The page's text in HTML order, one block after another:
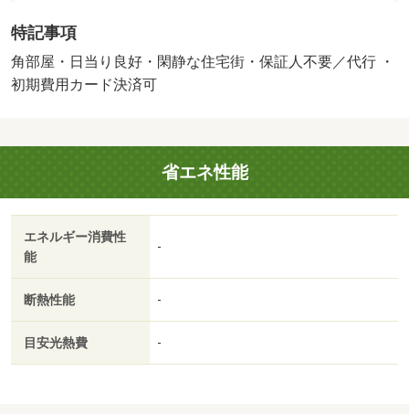
細 初回保証料月額総支払額の１００％ｏｒ１２０％年間
保証料１万円／普通借家０２年００ヶ月／単身者可／当社
は創業４６年埼玉・東京・神奈川・千葉・群馬エリアに特
タッフと共にお部屋探しを楽しむことができます。どんな
事でも構いません。『まずは貴方の理想をお聞かせ下さ
い。』当店スタッフは１２０％期待に応えます！是非お気
軽にお問合せくださいませ。／バストイレ別／エアコン／
クロゼット／フローリング／ＴＶインターホン／浴室乾燥
機／室内洗濯置／陽当り良好／シューズボックス／システ
／駐輪場／即入居可／閑静な住宅地／敷金不要／ＩＨクッ
キングヒーター／ロフト／保証人不要／単身者相談／冷蔵
庫／洗濯機／保証金不要／電子レンジ／家具付／敷地内ご
特記事項
角部屋・日当り良好・閑静な住宅街・保証人不要／代行 ・
初期費用カード決済可
省エネ性能
エネルギー消費性
能
-
断熱性能 -
目安光熱費 -